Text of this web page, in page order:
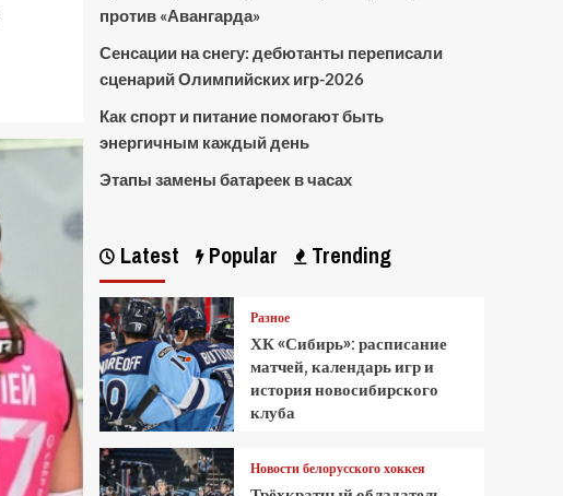
против «Авангарда»
Сенсации на снегу: дебютанты переписали
сценарий Олимпийских игр-2026
Как спорт и питание помогают быть
энергичным каждый день
Этапы замены батареек в часах
Latest Popular Trending
Разное
ХК «Сибирь»: расписание
матчей, календарь игр и
история новосибирского
клуба
Новости белорусского хоккея